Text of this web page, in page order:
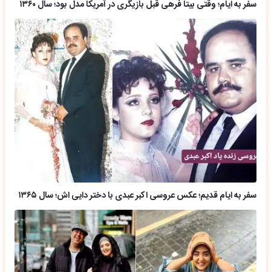
سفر به ایام؛ وقتی بیتا فرهی قبل بازیگری در آمریکا مدل بود؛ سال ۱۳۶۰
سفر به ایام قدیم؛ عکس عروسی اکبر عبدی با دختر دایی اش؛ سال ۱۳۶۵